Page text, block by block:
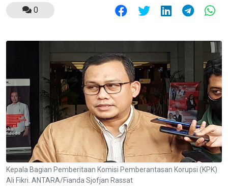
0
Kepala Bagian Pemberitaan Komisi Pemberantasan Korupsi (KPK)
Ali Fikri. ANTARA/Fianda Sjofjan Rassat